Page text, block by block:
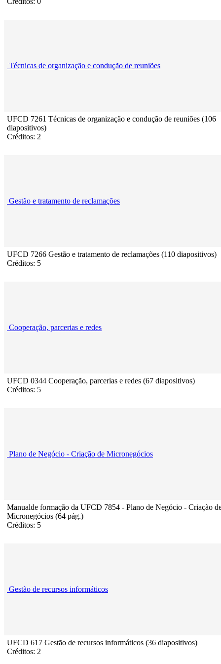
Técnicas de organização e condução de reuniões
UFCD 7261 Técnicas de organização e condução de reuniões (106
diapositivos)
Créditos: 2
Gestão e tratamento de reclamações
UFCD 7266 Gestão e tratamento de reclamações (110 diapositivos)
Créditos: 5
Cooperação, parcerias e redes
UFCD 0344 Cooperação, parcerias e redes (67 diapositivos)
Créditos: 5
Plano de Negócio - Criação de Micronegócios
Manualde formação da UFCD 7854 - Plano de Negócio - Criação
Micronegócios (64 pág.)
Créditos: 5
Gestão de recursos informáticos
UFCD 617 Gestão de recursos informáticos (36 diapositivos)
Créditos: 2